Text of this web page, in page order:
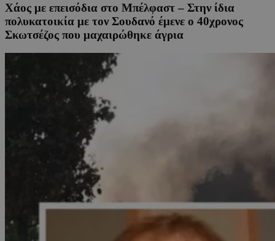
Χάος με επεισόδια στο Μπέλφαστ – Στην ίδια
πολυκατοικία με τον Σουδανό έμενε ο 40χρονος
Σκωτσέζος που μαχαιρώθηκε άγρια